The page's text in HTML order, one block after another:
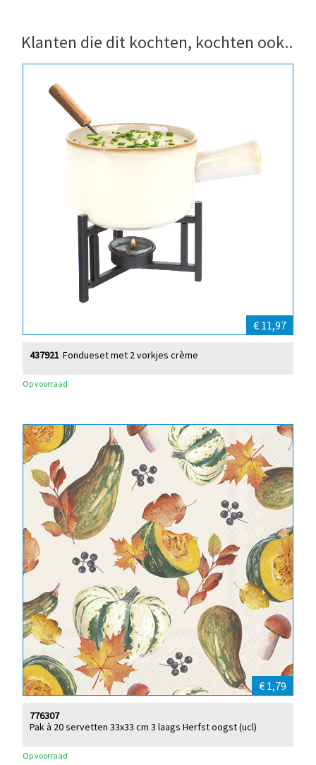
Klanten die dit kochten, kochten ook..
€ 11,97
Fondueset met 2 vorkjes crème
437921
Op voorraad
€ 1,79
Pak à 20 servetten 33x33 cm 3 laags Herfst oogst (ucl)
776307
Op voorraad